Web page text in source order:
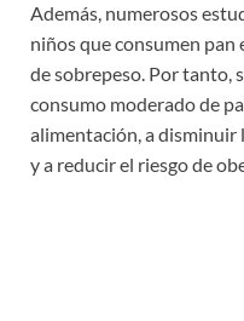
Además, numerosos
niños que consumen pan
de sobrepeso. Por tanto,
consumo moderado de
alimentación, a disminuir
y a reducir el riesgo de